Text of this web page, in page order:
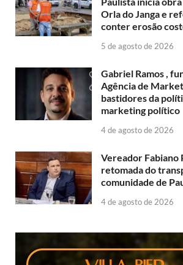
Orla do Janga e
conter erosão
5 de agosto de 2026
Gabriel Ramos ,
Agência de
bastidores da
marketing político
4 de agosto de 2026
Vereador Fabiano
retomada do
comunidade de
4 de agosto de 2026